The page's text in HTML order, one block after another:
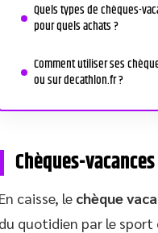
Quels types de chèques-
pour quels achats ?
Comment utiliser ses
ou sur decathlon.fr ?
Chèques-
En caisse, le chèque
du quotidien par le sport